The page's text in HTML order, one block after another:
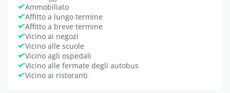
Ammobiliato
Affitto a lungo termine
Affitto a breve termine
Vicino ai negozi
Vicino alle scuole
Vicino agli ospedali
Vicino alle fermate degli autobus
Vicino ai ristoranti